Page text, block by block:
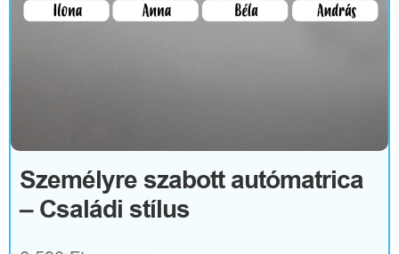
l
á
z
a
Személyre szabott autómatrica
– Családi stílus